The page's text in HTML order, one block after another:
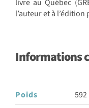
livre au Québec
l’auteur et à
Informations
Poids
592